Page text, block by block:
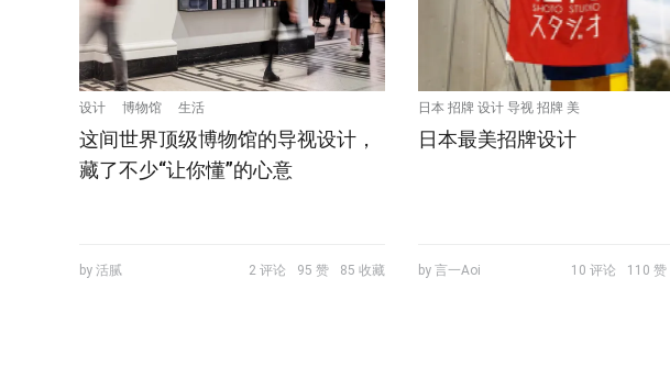
设计 博物馆 生活
这间世界顶级博物馆的导视设计，
藏了不少“让你懂”的心意
by 活腻 2 评论 95 赞 85 收藏
日本 招牌 设计 导视 招牌 美
日本最美招牌设计
by 言一Aoi 10 评论 110 赞